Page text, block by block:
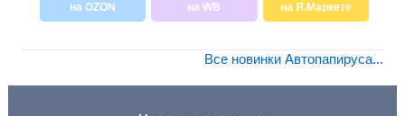
на OZON на WB на Я.Маркете
Все новинки Автопапируса...